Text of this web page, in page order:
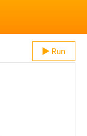
Run